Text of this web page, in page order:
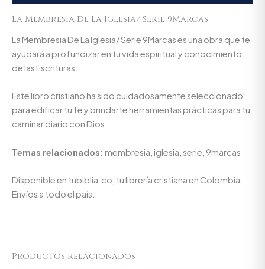
La Membresia De La Iglesia/ Serie 9Marcas
La Membresia De La Iglesia/ Serie 9Marcas es una obra que te
ayudará a profundizar en tu vida espiritual y conocimiento
de las Escrituras.
Este libro cristiano ha sido cuidadosamente seleccionado
para edificar tu fe y brindarte herramientas prácticas para tu
caminar diario con Dios.
Temas relacionados: membresia, iglesia, serie, 9marcas
Disponible en tubiblia.co, tu librería cristiana en Colombia.
Envíos a todo el país.
Productos relacionados